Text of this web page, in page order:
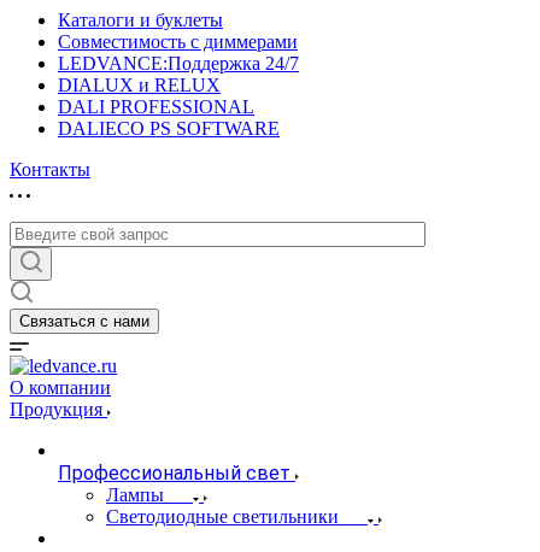
Каталоги и буклеты
Совместимость с диммерами
LEDVANCE:Поддержка 24/7
DIALUX и RELUX
DALI PROFESSIONAL
DALIECO PS SOFTWARE
Контакты
Связаться с нами
О компании
Продукция
Профессиональный свет
Лампы
Светодиодные светильники